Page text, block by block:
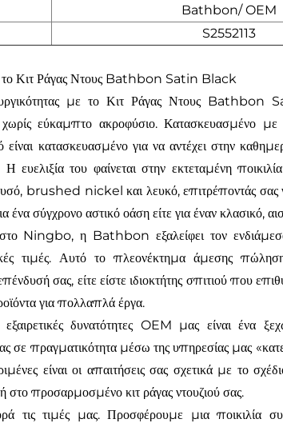
Bathbon/ OEM
S2552113
το Κιτ Ράγας Ντους Bathbon Satin Black
με το Κιτ Ράγας Ντους
χωρίς εύκαμπτο ακροφύσιο. Κατασκευασμένο
κατασκευασμένο για να αντέχει στην
ευελιξία του φαίνεται στην εκτεταμένη
brushed nickel και λευκό, επιτρέποντάς σας
σύγχρονο αστικό οάση είτε για έναν κλασικό,
Ningbo, η Bathbon εξαλείφει τον
τιμές. Αυτό το πλεονέκτημα άμεσης
σας, είτε είστε ιδιοκτήτης σπιτιού που
για πολλαπλά έργα.
δυνατότητες OEM μας είναι ένα
σε πραγματικότητα μέσω της υπηρεσίας μας
είναι οι απαιτήσεις σας σχετικά με το
στο προσαρμοσμένο κιτ ράγας ντουζιού σας.
τις τιμές μας. Προσφέρουμε μια ποικιλία